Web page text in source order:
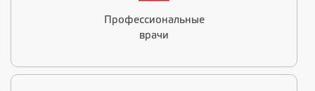
Профессиональные
врачи